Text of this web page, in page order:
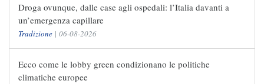
Droga ovunque, dalle case agli ospedali: l’Italia davanti a
un’emergenza capillare
Tradizione | 06-08-2026
Ecco come le lobby green condizionano le politiche
climatiche europee